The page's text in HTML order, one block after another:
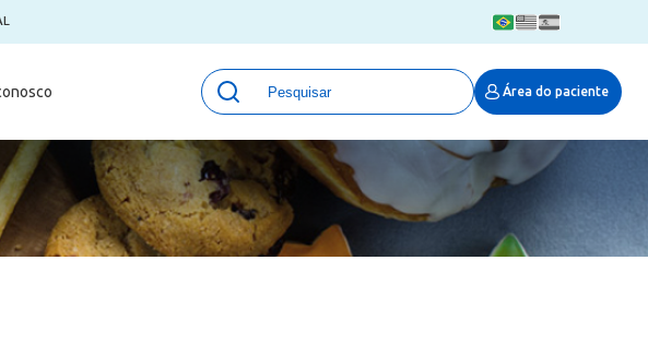
Área do paciente
do Coração Moinhos
de visita no Hospital Moinhos
ao Paciente
Unidades
Qualidade e Segurança em saúde
Eventos
Portal Pesquisa
Programa de Qualidade em Pesquisa
(ProQuali)